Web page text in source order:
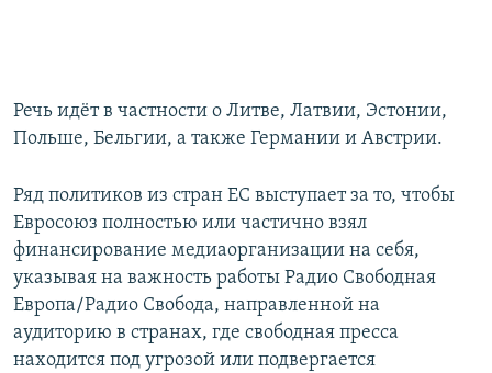
Речь идёт в частности о Литве, Латвии, Эстонии,
Польше, Бельгии, а также Германии и Австрии.
Ряд политиков из стран ЕС выступает за то, чтобы
Евросоюз полностью или частично взял
финансирование медиаорганизации на себя,
указывая на важность работы Радио Свободная
Европа/Радио Свобода, направленной на
аудиторию в странах, где свободная пресса
находится под угрозой или подвергается